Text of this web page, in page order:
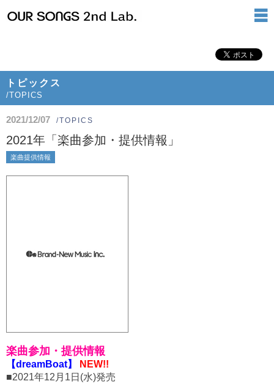
トピックス
/TOPICS
2021/12/07 /TOPICS
2021年「楽曲参加・提供情報」
楽曲提供情報
楽曲参加・提供情報
【dreamBoat】
NEW!!
■2021年12月1日(水)発売